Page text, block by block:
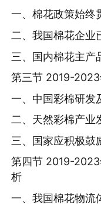
一、棉花政策始终
二、我国棉花企业
三、国内棉花主产
第三节 2019-
一、中国彩棉研发
二、天然彩棉产业
三、国家应积极鼓
第四节 2019-
析
一、我国棉花物流